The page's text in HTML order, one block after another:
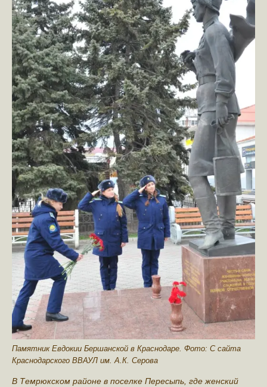
Памятник Евдокии Бершанской в Краснодаре. Фото: С сайта
Краснодарского ВВАУЛ им. А.К. Серова
В Темрюкском районе в поселке Пересыпь, где женский